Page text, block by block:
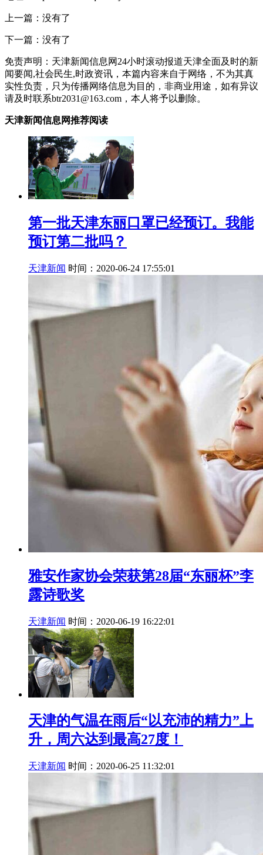
上一篇：没有了
下一篇：没有了
免责声明：天津新闻信息网24小时滚动报道天津全面及时的新
闻要闻,社会民生,时政资讯，本篇内容来自于网络，不为其真
实性负责，只为传播网络信息为目的，非商业用途，如有异议
请及时联系btr2031@163.com，本人将予以删除。
天津新闻信息网推荐阅读
第一批天津东丽口罩已经预订。我能
预订第二批吗？
天津新闻 时间：2020-06-24 17:55:01
雅安作家协会荣获第28届“东丽杯”李
露诗歌奖
天津新闻 时间：2020-06-19 16:22:01
天津的气温在雨后“以充沛的精力”上
升，周六达到最高27度！
天津新闻 时间：2020-06-25 11:32:01